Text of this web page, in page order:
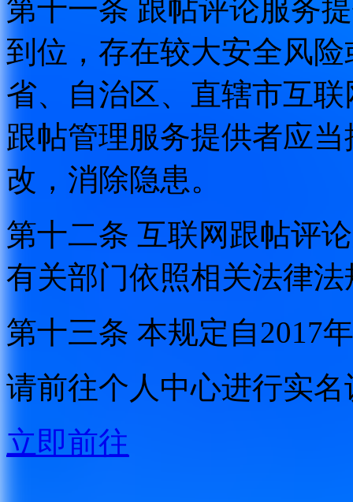
第十一条 跟帖评论服务
到位，存在较大安全风
省、自治区、直辖市互
跟帖管理服务提供者应
改，消除隐患。
第十二条 互联网跟帖评
有关部门依照相关法律
第十三条 本规定自2017
请前往个人中心进行实名
立即前往